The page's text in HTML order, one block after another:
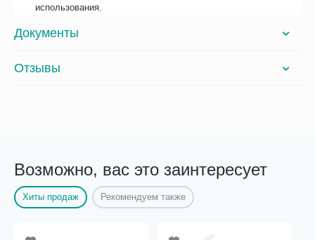
использования.
Документы
Отзывы
Возможно, вас это заинтересует
Хиты продаж Рекомендуем также